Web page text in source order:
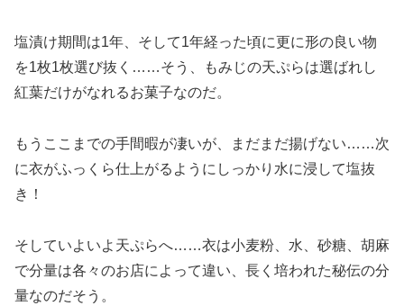
塩漬け期間は1年、そして1年経った頃に更に形の良い物
を1枚1枚選び抜く……そう、もみじの天ぷらは選ばれし
紅葉だけがなれるお菓子なのだ。
もうここまでの手間暇が凄いが、まだまだ揚げない……次
に衣がふっくら仕上がるようにしっかり水に浸して塩抜
き！
そしていよいよ天ぷらへ……衣は小麦粉、水、砂糖、胡麻
で分量は各々のお店によって違い、長く培われた秘伝の分
量なのだそう。